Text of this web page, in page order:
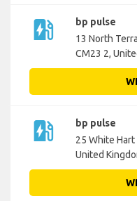
ev_station
bp pulse
13 North
CM23 2,
ev_station
bp pulse
25 White Hart
United